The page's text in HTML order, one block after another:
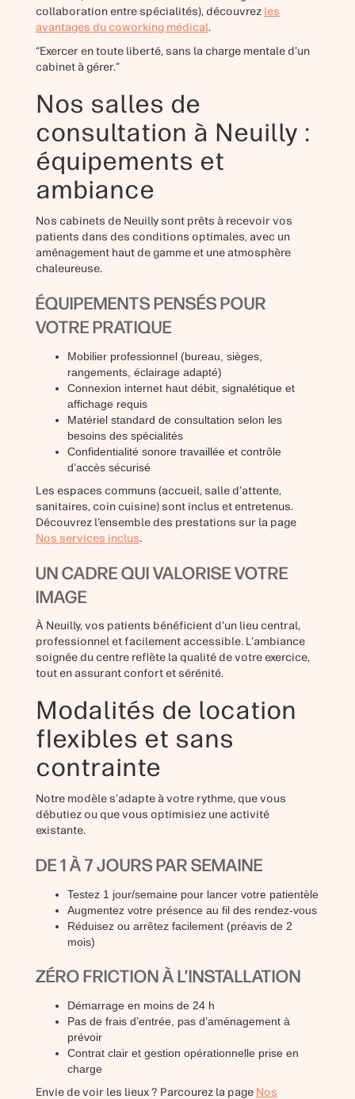
collaboration entre spécialités), découvrez les
avantages du coworking médical.
“Exercer en toute liberté, sans la charge mentale d’un
cabinet à gérer.”
Nos salles de
consultation à Neuilly :
équipements et
ambiance
Nos cabinets de Neuilly sont prêts à recevoir vos
patients dans des conditions optimales, avec un
aménagement haut de gamme et une atmosphère
chaleureuse.
ÉQUIPEMENTS PENSÉS POUR
VOTRE PRATIQUE
Mobilier professionnel (bureau, sièges,
rangements, éclairage adapté)
Connexion internet haut débit, signalétique et
affichage requis
Matériel standard de consultation selon les
besoins des spécialités
Confidentialité sonore travaillée et contrôle
d’accès sécurisé
Les espaces communs (accueil, salle d’attente,
sanitaires, coin cuisine) sont inclus et entretenus.
Découvrez l’ensemble des prestations sur la page
Nos services inclus.
UN CADRE QUI VALORISE VOTRE
IMAGE
À Neuilly, vos patients bénéficient d’un lieu central,
professionnel et facilement accessible. L’ambiance
soignée du centre reflète la qualité de votre exercice,
tout en assurant confort et sérénité.
Modalités de location
flexibles et sans
contrainte
Notre modèle s’adapte à votre rythme, que vous
débutiez ou que vous optimisiez une activité
existante.
DE 1 À 7 JOURS PAR SEMAINE
Testez 1 jour/semaine pour lancer votre patientèle
Augmentez votre présence au fil des rendez-vous
Réduisez ou arrêtez facilement (préavis de 2
mois)
ZÉRO FRICTION À L’INSTALLATION
Démarrage en moins de 24 h
Pas de frais d’entrée, pas d’aménagement à
prévoir
Contrat clair et gestion opérationnelle prise en
charge
Envie de voir les lieux ? Parcourez la page Nos